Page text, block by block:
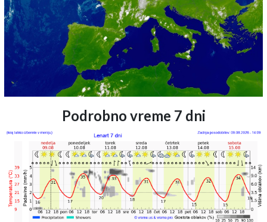
Podrobno vreme 7 dni